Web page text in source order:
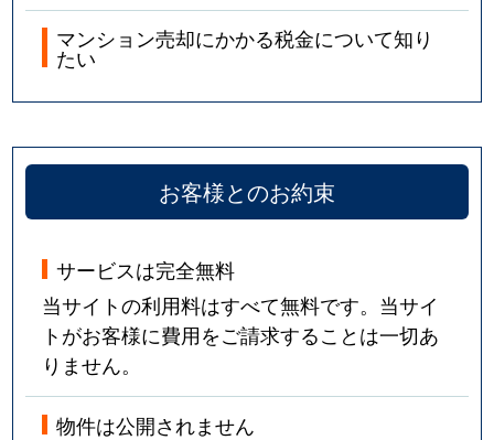
マンション売却にかかる税金について知り
たい
お客様とのお約束
サービスは完全無料
当サイトの利用料はすべて無料です。当サイ
トがお客様に費用をご請求することは一切あ
りません。
物件は公開されません